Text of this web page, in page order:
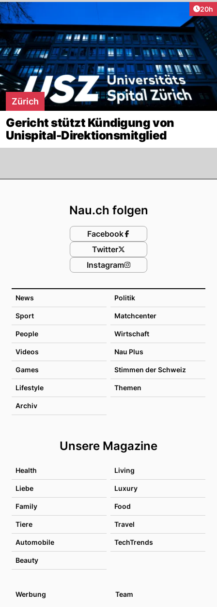
20h
Zürich
Gericht stützt Kündigung von
Unispital-Direktionsmitglied
News Politik
Sport Matchcenter
People Wirtschaft
Videos Nau Plus
Games Stimmen der Schweiz
Lifestyle Themen
Archiv
Unsere Magazine
Health Living
Liebe Luxury
Family Food
Tiere Travel
Automobile TechTrends
Beauty
Nau.ch folgen
Facebook
Twitter
Instagram
Werbung
Team